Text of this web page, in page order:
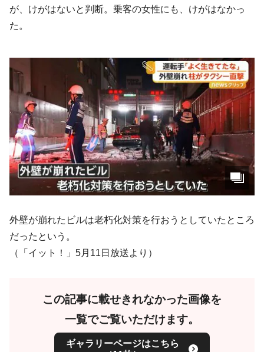
が、けがはないと判断。乗客の女性にも、けがはなかっ
た。
外壁が崩れたビルは老朽化対策を行おうとしていたところ
だったという。
（「イット！」5月11日放送より）
この記事に載せきれなかった画像を
一覧でご覧いただけます。
ギャラリーページはこちら